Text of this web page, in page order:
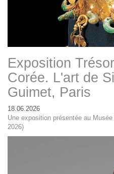
Exposition
Corée. L'art de
Guimet, Paris
18.06.2026
Une exposition présentée au
2026)